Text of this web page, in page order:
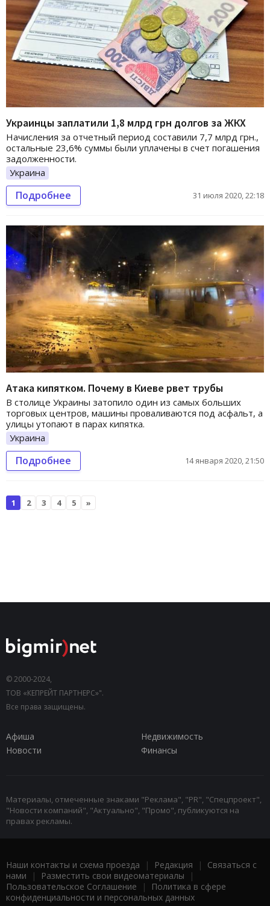
Украинцы заплатили 1,8 млрд грн долгов за ЖКХ
Начисления за отчетный период составили 7,7 млрд грн.,
остальные 23,6% суммы были уплачены в счет погашения
задолженности.
Украина
Подробнее 31 июля 2020, 22:18
Атака кипятком. Почему в Киеве рвет трубы
В столице Украины затопило один из самых больших
торговых центров, машины проваливаются под асфальт, а
улицы утопают в парах кипятка.
Украина
Подробнее 14 января 2020, 21:50
1 2 3 4 5 »
© 2000-2024,
ТОВ «КЕПРЕЙТ ПАРТНЕРС»".
Все права защищены.
Афиша
Недвижимость
Новости
Финансы
Материалы, отмеченные знаками "Реклама", "PR", "Спецпроект",
"Новости компаний", "Актуально", "Промо", публикуются на
правах рекламы.
Наши контакты и схема проезда | Редакция | Связаться с
нами | Разместить свои видеоматериалы |
Пользовательское Соглашение |
Политика в сфере
конфиденциальности и персональных данных